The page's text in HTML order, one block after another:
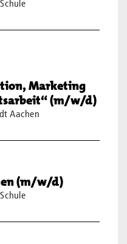
Marketing
(m/w/d)
Aachen
(m/w/d)